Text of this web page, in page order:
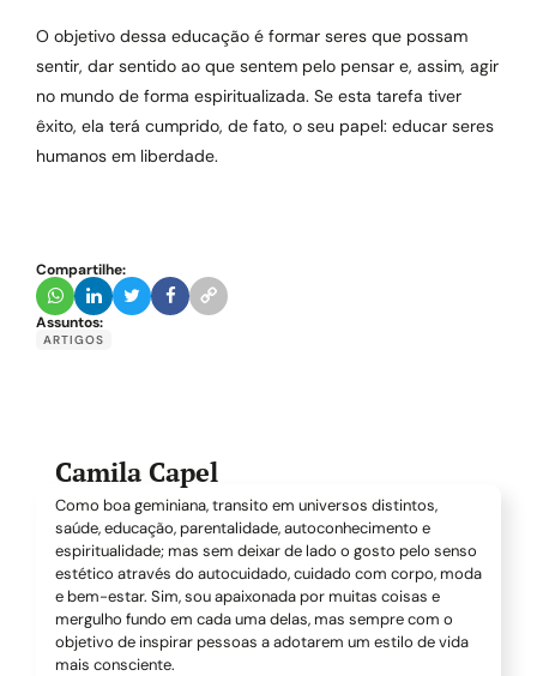
O objetivo dessa educação é formar seres que possam
sentir, dar sentido ao que sentem pelo pensar e, assim, agir
no mundo de forma espiritualizada. Se esta tarefa tiver
êxito, ela terá cumprido, de fato, o seu papel: educar seres
humanos em liberdade.
Compartilhe:
Assuntos:
ARTIGOS
Camila Capel
Como boa geminiana, transito em universos distintos,
saúde, educação, parentalidade, autoconhecimento e
espiritualidade; mas sem deixar de lado o gosto pelo senso
estético através do autocuidado, cuidado com corpo, moda
e bem-estar. Sim, sou apaixonada por muitas coisas e
mergulho fundo em cada uma delas, mas sempre com o
objetivo de inspirar pessoas a adotarem um estilo de vida
mais consciente.